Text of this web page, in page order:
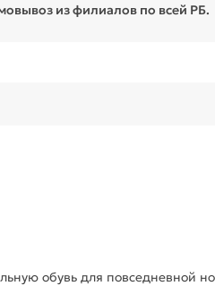
из филиалов по всей РБ.
обувь для повседневной